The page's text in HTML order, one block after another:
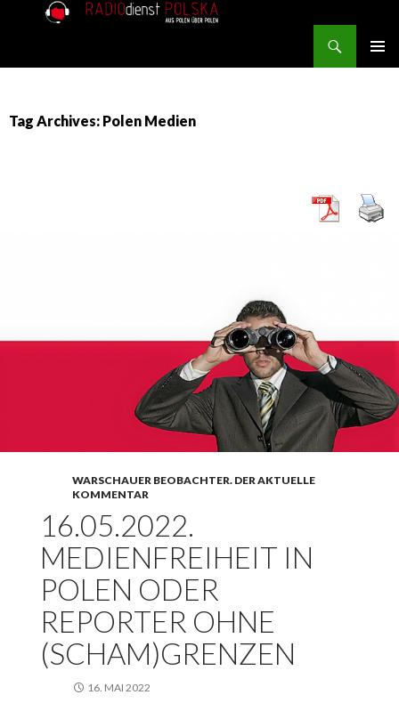
Tag Archives: Polen Medien
WARSCHAUER BEOBACHTER. DER AKTUELLE
KOMMENTAR
16.05.2022.
MEDIENFREIHEIT IN
POLEN ODER
REPORTER OHNE
(SCHAM)GRENZEN
16. MAI 2022